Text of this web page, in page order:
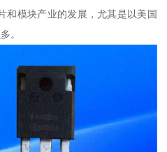
和模块产业的发展，尤其是以美国
。